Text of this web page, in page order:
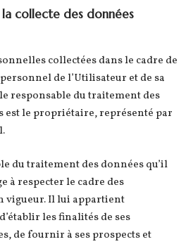
la collecte des données
collectées dans le cadre de
de l’Utilisateur et de sa
responsable du traitement des
est le propriétaire, représenté par
du traitement des données qu’il
à respecter le cadre des
vigueur. Il lui appartient
les finalités de ses
de fournir à ses prospects et